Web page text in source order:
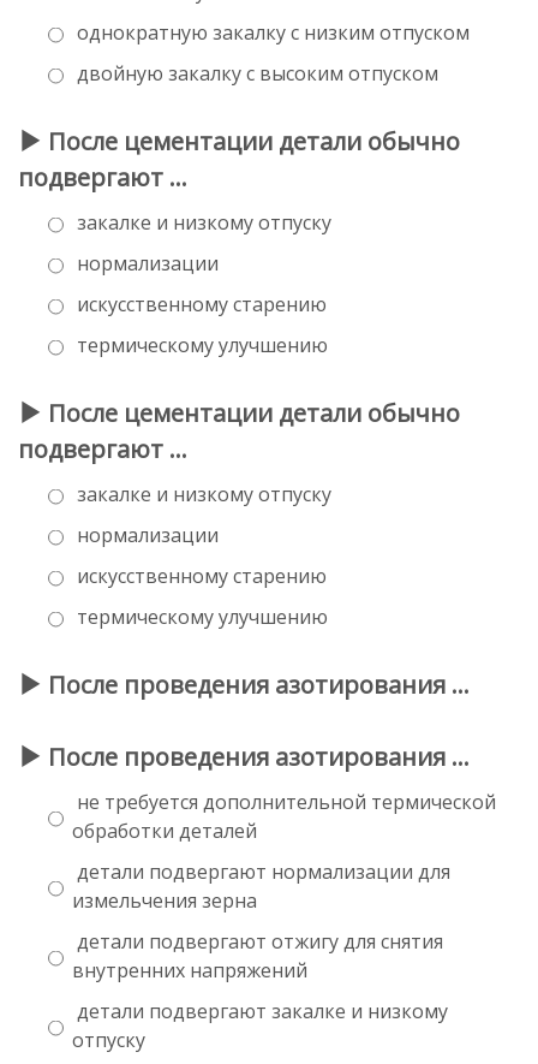
однократную закалку с низким отпуском
двойную закалку с высоким отпуском
После цементации детали обычно
подвергают …
закалке и низкому отпуску
нормализации
искусственному старению
термическому улучшению
После цементации детали обычно
подвергают …
закалке и низкому отпуску
нормализации
искусственному старению
термическому улучшению
После проведения азотирования …
После проведения азотирования …
не требуется дополнительной термической
обработки деталей
детали подвергают нормализации для
измельчения зерна
детали подвергают отжигу для снятия
внутренних напряжений
детали подвергают закалке и низкому
отпуску